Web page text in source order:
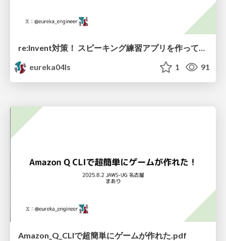
re:Invent対策！ スピーキング練習アプリを作ってみた
eureka04ls
1 91
Amazon_Q_CLIで超簡単にゲームが作れた.pdf